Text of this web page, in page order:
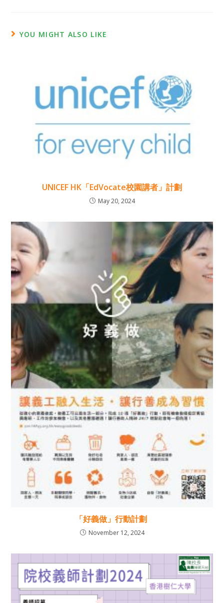
YOU MIGHT ALSO LIKE
UNICEF HK「EdVocate校園講者」計劃
May 20, 2024
「好義做」行動計劃
November 12, 2024